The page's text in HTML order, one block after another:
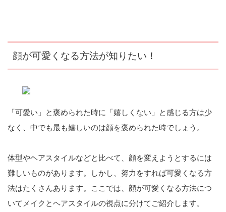
顔が可愛くなる方法が知りたい！
「可愛い」と褒められた時に「嬉しくない」と感じる方は少
なく、中でも最も嬉しいのは顔を褒められた時でしょう。
体型やヘアスタイルなどと比べて、顔を変えようとするには
難しいものがあります。しかし、努力をすれば可愛くなる方
法はたくさんあります。ここでは、顔が可愛くなる方法につ
いてメイクとヘアスタイルの視点に分けてご紹介します。